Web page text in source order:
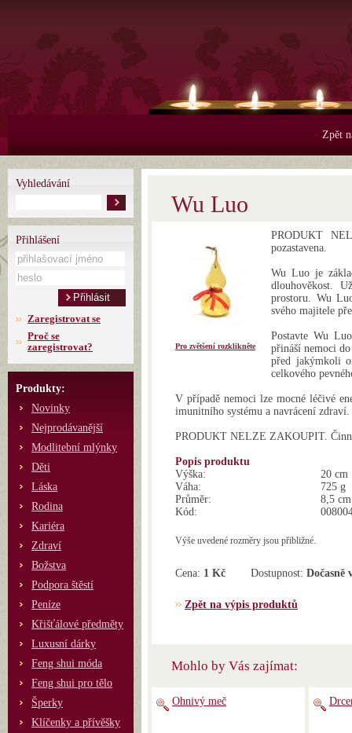
> Zpět
Vyhledávání
Přihlášení
Zaregistrovat se
Proč se
zaregistrovat?
Produkty:
Novinky
Nejprodávanější
Modlitební mlýnky
Děti
Láska
Rodina
Kariéra
Zdraví
Božstva
Podpora štěstí
Peníze
Křišťálové předměty
Luxusní dárky
Feng shui móda
Feng shui pro tělo
Šperky
Klíčenky a přívěšky
Wu Luo
Pro zvětšení rozklikněte
PRODUKT
pozastavena.
Wu Luo je
dlouhověkost.
prostoru. Wu
svého majitele
Postavte Wu
přináší nemoci
před jakýmkoli
celkového
V případě nemoci lze mocné léčivé
imunitního systému a navrácení zdraví.
PRODUKT NELZE ZAKOUPIT.
Popis produktu
Výška:
20 cm
Váha:
725 g
Průměr:
8,5 cm
Kód:
Výše uvedené rozměry jsou přibližné.
Cena: 1 Kč Dostupnost: Dočasně
Zpět na výpis produktů
Mohlo by Vás zajímat:
Ohnivý meč